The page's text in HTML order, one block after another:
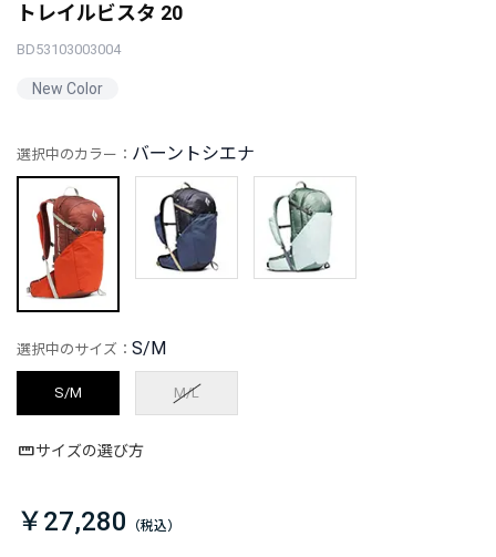
トレイルビスタ 20
BD53103003004
New Color
選択中のカラー： バーントシエナ
選択中のサイズ： S/M
S/M M/L
サイズの選び方
￥27,280